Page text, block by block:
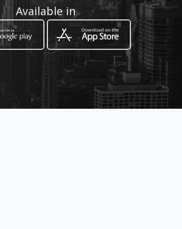
How to get
งจังหวัดเชียงใหม่ ตำบลช้าง
ชตนา อำเภอเมืองเชียงใหม่
Chiang Mai
Available in